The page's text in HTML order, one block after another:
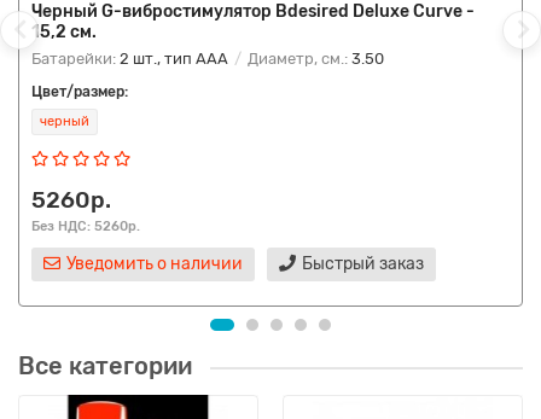
Черный G-вибростимулятор Bdesired Deluxe Curve -
15,2 см.
Батарейки: 2 шт., тип AAA Диаметр, см.: 3.50
Цвет/размер:
черный
5260р.
Без НДС: 5260р.
Уведомить о наличии Быстрый заказ
Все категории